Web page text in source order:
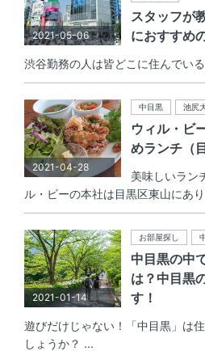
2021-05-06
スタッフが
におすすめ
渋谷勤務の人は皆どこに住んでい
2021-04-28
中目黒 池尻
ウィル・ビ
めランチ（
美味しいラン
ル・ビーの本社は目黒区東山にあ
2021-01-14
お部屋探し
中目黒の中
は？中目黒
す！
遊びだけじゃない！「中目黒」は
しょうか？ ...